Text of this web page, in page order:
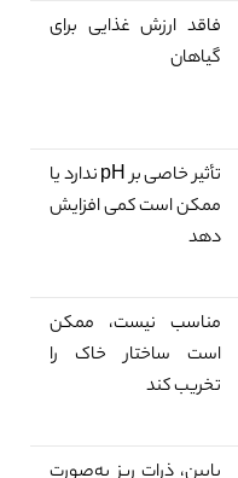
فاقد ارزش غذایی برای
گیاهان
تأثیر خاصی بر pH ندارد یا
ممکن است کمی افزایش
دهد
مناسب نیست، ممکن
است ساختار خاک را
تخریب کند